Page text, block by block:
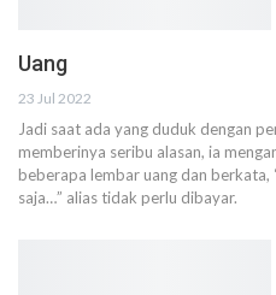
Uang
23 Jul 2022
Jadi saat ada yang duduk dengan
memberinya seribu alasan, ia
beberapa lembar uang dan
saja…” alias tidak perlu dibayar.